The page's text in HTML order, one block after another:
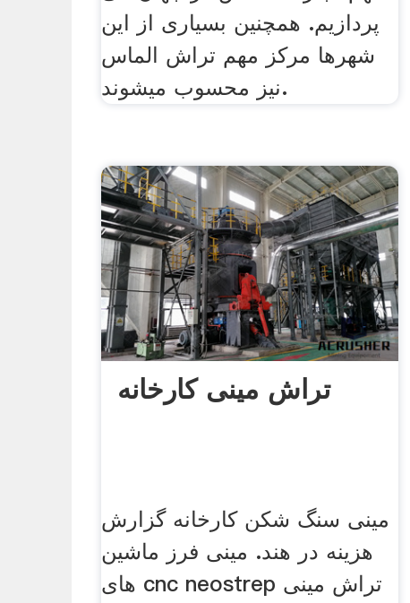
پردازیم. همچنین بسیاری از این
شهرها مرکز مهم تراش الماس
نیز محسوب میشوند.
تراش مینی کارخانه
مینی سنگ شکن کارخانه گزارش
هزینه در هند. مینی فرز ماشین
های cnc neostrep تراش مینی